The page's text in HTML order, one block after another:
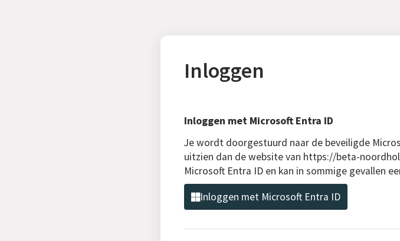
Inloggen
Inloggen met Microsoft Entra ID
Je wordt doorgestuurd naar de beveiligde
uitzien dan de website van https://beta-
Microsoft Entra ID en kan in sommige gevallen
Inloggen met Microsoft Entra ID